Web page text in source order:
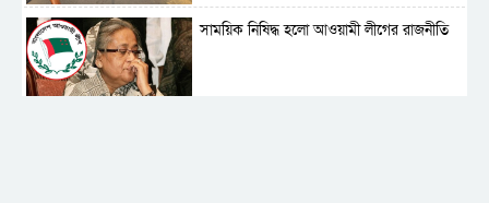
সাময়িক নিষিদ্ধ হলো আওয়ামী লীগের রাজনীতি